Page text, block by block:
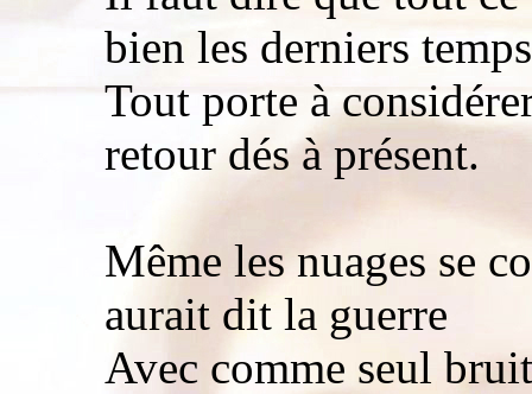
bien les derniers
Tout porte à
retour dés à présent.
Même les nuages se
aurait dit la guerre
Avec comme seul